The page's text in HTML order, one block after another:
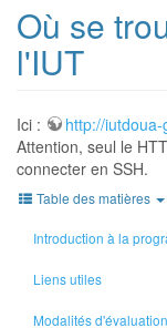
Où se
l'IUT
Ici : http://
Attention, seul le
connecter en SSH.
Table des matières
Introduction à la
Liens utiles
Modalités